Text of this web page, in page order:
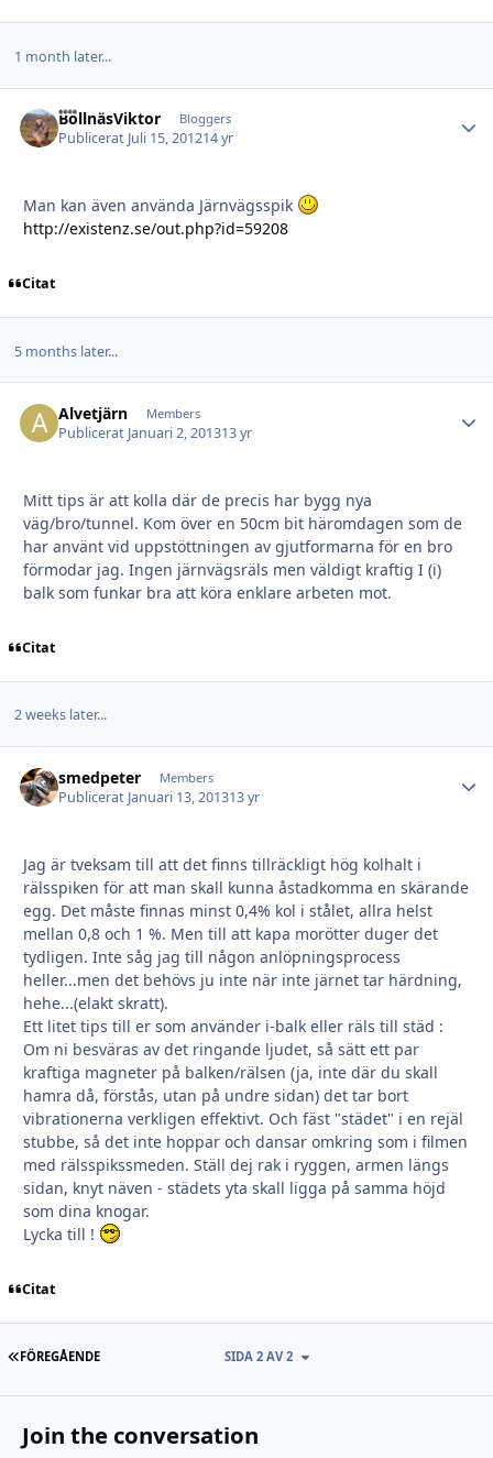
1 month later...
BollnäsViktor Bloggers
Publicerat Juli 15, 201214 yr
Man kan även använda Järnvägsspik
http://existenz.se/out.php?id=59208
Citat
5 months later...
Alvetjärn Members
Publicerat Januari 2, 201313 yr
Mitt tips är att kolla där de precis har bygg nya
väg/bro/tunnel. Kom över en 50cm bit häromdagen som de
har använt vid uppstöttningen av gjutformarna för en bro
förmodar jag. Ingen järnvägsräls men väldigt kraftig I (i)
balk som funkar bra att köra enklare arbeten mot.
Citat
2 weeks later...
smedpeter Members
Publicerat Januari 13, 201313 yr
Jag är tveksam till att det finns tillräckligt hög kolhalt i
rälsspiken för att man skall kunna åstadkomma en skärande
egg. Det måste finnas minst 0,4% kol i stålet, allra helst
mellan 0,8 och 1 %. Men till att kapa morötter duger det
tydligen. Inte såg jag till någon anlöpningsprocess
heller...men det behövs ju inte när inte järnet tar härdning,
hehe...(elakt skratt).
Ett litet tips till er som använder i-balk eller räls till städ :
Om ni besväras av det ringande ljudet, så sätt ett par
kraftiga magneter på balken/rälsen (ja, inte där du skall
hamra då, förstås, utan på undre sidan) det tar bort
vibrationerna verkligen effektivt. Och fäst "städet" i en rejäl
stubbe, så det inte hoppar och dansar omkring som i filmen
med rälsspikssmeden. Ställ dej rak i ryggen, armen längs
sidan, knyt näven - städets yta skall ligga på samma höjd
som dina knogar.
Lycka till !
Citat
FÖRSTA SIDAN
FÖREGÅENDE SIDA 2 AV 2
Join the conversation